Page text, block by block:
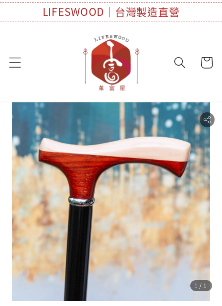
LIFESWOOD｜台灣製造直營
1 /1